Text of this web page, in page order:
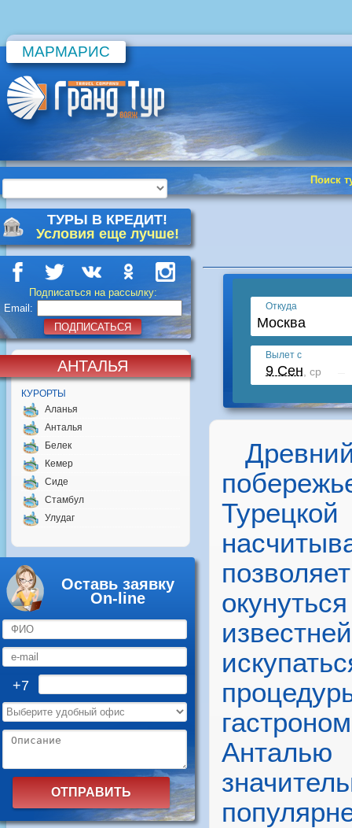
МАРМАРИС
Поиск
ТУРЫ В КРЕДИТ!
Условия еще лучше!
Подписаться на рассылку:
Email:
ПОДПИСАТЬСЯ
АНТАЛЬЯ
КУРОРТЫ
Аланья
Анталья
Белек
Кемер
Сиде
Стамбул
Улудаг
Оставь заявку
On-line
+7